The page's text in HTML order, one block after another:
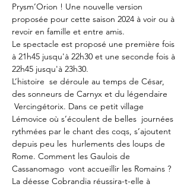
Prysm’Orion ! Une nouvelle version
proposée pour cette saison 2024 à voir ou à
revoir en famille et entre amis.
Le spectacle est proposé une première fois
à 21h45 jusqu'à 22h30 et une seconde fois à
22h45 jusqu'à 23h30.
L’histoire  se déroule au temps de César,
des sonneurs de Carnyx et du légendaire
Vercingétorix. Dans ce petit village
Lémovice où s’écoulent de belles  journées
rythmées par le chant des coqs, s’ajoutent
depuis peu les  hurlements des loups de
Rome. Comment les Gaulois de
Cassanomago  vont accueillir les Romains ?
La déesse Cobrandia réussira-t-elle à